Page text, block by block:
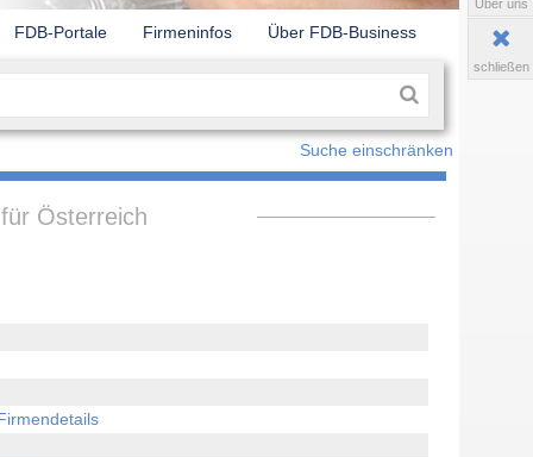
FDB-Portale Firmeninfos Über FDB-Business
Suche einschränken
Österreich
Über uns
schließen